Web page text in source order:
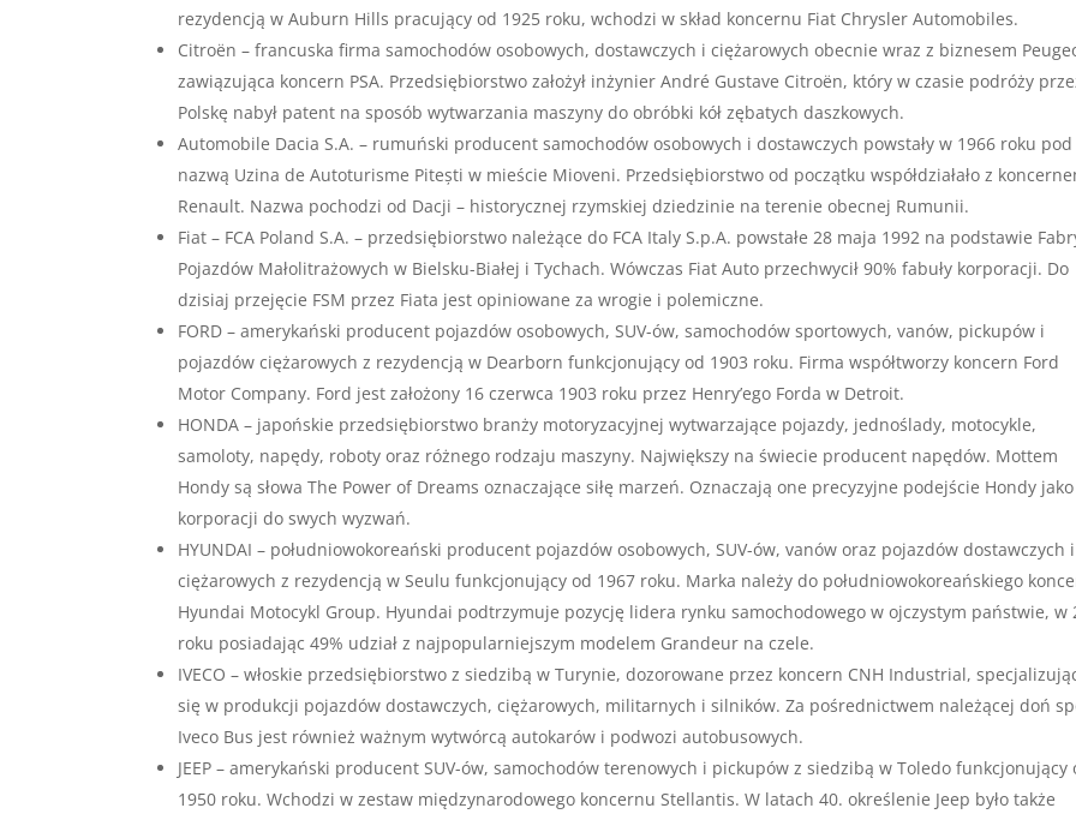
rezydencją w Auburn Hills pracujący od 1925 roku, wchodzi w skład koncernu Fiat Chrysler Automobiles.
Citroën – francuska firma samochodów osobowych, dostawczych i ciężarowych obecnie wraz z biznesem
zawiązująca koncern PSA. Przedsiębiorstwo założył inżynier André Gustave Citroën, który w czasie podróży
Polskę nabył patent na sposób wytwarzania maszyny do obróbki kół zębatych daszkowych.
Automobile Dacia S.A. – rumuński producent samochodów osobowych i dostawczych powstały w 1966 roku pod
nazwą Uzina de Autoturisme Pitești w mieście Mioveni. Przedsiębiorstwo od początku współdziałało z
Renault. Nazwa pochodzi od Dacji – historycznej rzymskiej dziedzinie na terenie obecnej Rumunii.
Fiat – FCA Poland S.A. – przedsiębiorstwo należące do FCA Italy S.p.A. powstałe 28 maja 1992 na podstawie
Pojazdów Małolitrażowych w Bielsku-Białej i Tychach. Wówczas Fiat Auto przechwycił 90% fabuły korporacji. Do
dzisiaj przejęcie FSM przez Fiata jest opiniowane za wrogie i polemiczne.
FORD – amerykański producent pojazdów osobowych, SUV-ów, samochodów sportowych, vanów, pickupów i
pojazdów ciężarowych z rezydencją w Dearborn funkcjonujący od 1903 roku. Firma współtworzy koncern Ford
Motor Company. Ford jest założony 16 czerwca 1903 roku przez Henry’ego Forda w Detroit.
HONDA – japońskie przedsiębiorstwo branży motoryzacyjnej wytwarzające pojazdy, jednoślady, motocykle,
samoloty, napędy, roboty oraz różnego rodzaju maszyny. Największy na świecie producent napędów. Mottem
Hondy są słowa The Power of Dreams oznaczające siłę marzeń. Oznaczają one precyzyjne podejście Hondy jako
korporacji do swych wyzwań.
HYUNDAI – południowokoreański producent pojazdów osobowych, SUV-ów, vanów oraz pojazdów dostawczych i
ciężarowych z rezydencją w Seulu funkcjonujący od 1967 roku. Marka należy do południowokoreańskiego
Hyundai Motocykl Group. Hyundai podtrzymuje pozycję lidera rynku samochodowego w ojczystym państwie, w
roku posiadając 49% udział z najpopularniejszym modelem Grandeur na czele.
IVECO – włoskie przedsiębiorstwo z siedzibą w Turynie, dozorowane przez koncern CNH Industrial,
się w produkcji pojazdów dostawczych, ciężarowych, militarnych i silników. Za pośrednictwem należącej doń
Iveco Bus jest również ważnym wytwórcą autokarów i podwozi autobusowych.
JEEP – amerykański producent SUV-ów, samochodów terenowych i pickupów z siedzibą w Toledo funkcjonujący
1950 roku. Wchodzi w zestaw międzynarodowego koncernu Stellantis. W latach 40. określenie Jeep było także